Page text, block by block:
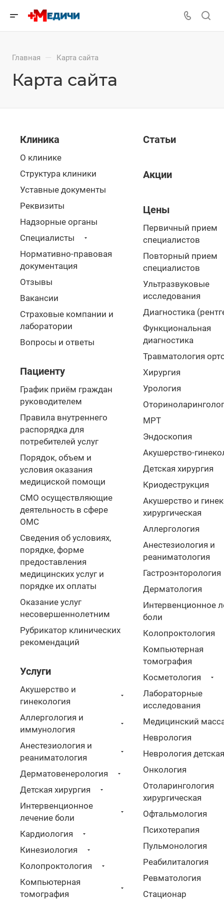
Главная — Карта сайта
Карта сайта
Клиника
О клинике
Структура клиники
Уставные документы
Реквизиты
Надзорные органы
Специалисты
Нормативно-правовая
документация
Отзывы
Вакансии
Страховые компании и
лаборатории
Вопросы и ответы
Пациенту
График приём граждан
руководителем
Правила внутреннего
распорядка для
потребителей услуг
Порядок, объем и
условия оказания
медициской помощи
СМО осуществляющие
деятельность в сфере
ОМС
Сведения об условиях,
порядке, форме
предоставления
медицинских услуг и
порядке их оплаты
Оказание услуг
несовершеннолетним
Рубрикатор клинических
рекомендаций
Услуги
Акушерство и
гинекология
Аллергология и
иммунология
Анестезиология и
реаниматология
Дерматовенерология
Детская хирургия
Интервенционное
лечение боли
Кардиология
Кинезиология
Колопроктология
Компьютерная
томография
Статьи
Акции
Цены
Первичный прием
специалистов
Повторный прием
специалистов
Ультразвуковые
исследования
Диагностика
Функциональная
диагностика
Травматология
Хирургия
Урология
МРТ
Эндоскопия
Акушерство-
Детская хирургия
Криодеструкция
Акушерство и
хирургическая
Аллергология
Анестезиология и
реаниматология
Гастроэнторология
Дерматология
Интервенционное
боли
Колопроктология
Компьютерная
томография
Косметология
Лабораторные
исследования
Медицинский
Неврология
Неврология детская
Онкология
Отоларингология
хирургическая
Офтальмология
Психотерапия
Пульмонология
Реабилиталогия
Ревматология
Стационар